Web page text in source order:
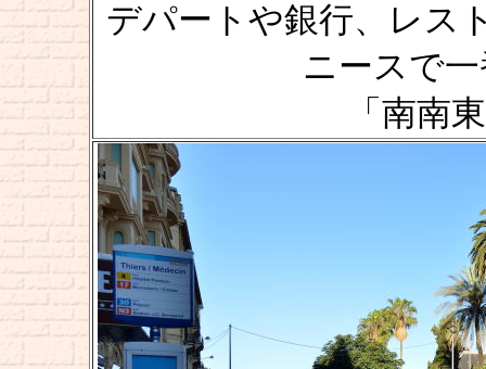
デパートや銀行、レス
ニースで
「南南